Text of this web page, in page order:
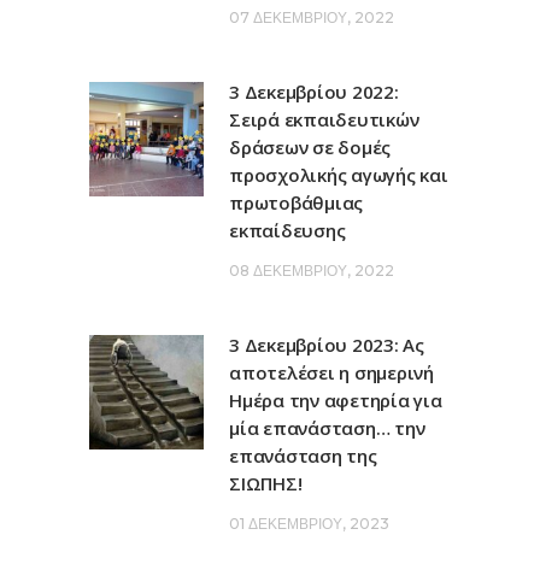
07 ΔΕΚΕΜΒΡΊΟΥ, 2022
3 Δεκεμβρίου 2022:
Σειρά εκπαιδευτικών
δράσεων σε δομές
προσχολικής αγωγής και
πρωτοβάθμιας
εκπαίδευσης
08 ΔΕΚΕΜΒΡΊΟΥ, 2022
3 Δεκεμβρίου 2023: Ας
αποτελέσει η σημερινή
Ημέρα την αφετηρία για
μία επανάσταση… την
επανάσταση της
ΣΙΩΠΗΣ!
01 ΔΕΚΕΜΒΡΊΟΥ, 2023